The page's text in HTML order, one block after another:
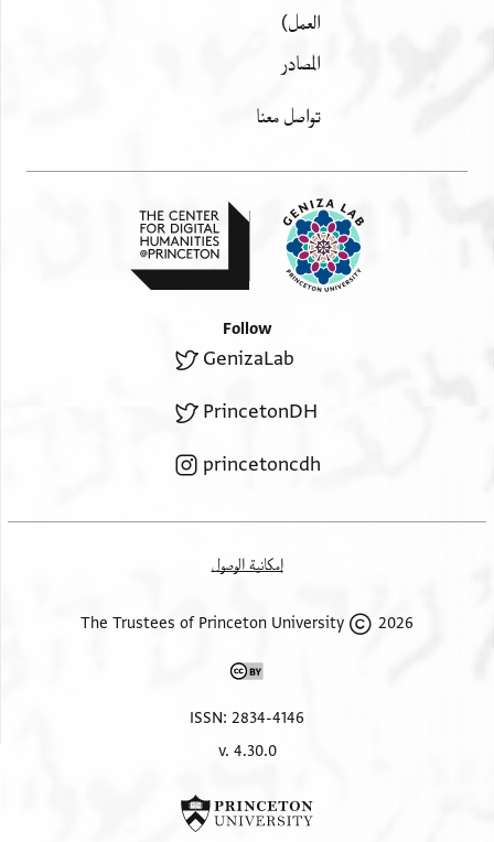
العمل)
المصادر
تواصل معنا
Follow
GenizaLab
PrincetonDH
princetoncdh
إمكانية الوصول
2026 The Trustees of Princeton University
ISSN: 2834-4146
v. 4.30.0